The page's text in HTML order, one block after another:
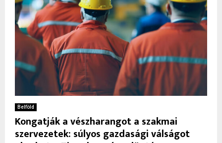
Belföld
Kongatják a vészharangot a szakmai
szervezetek: súlyos gazdasági válságot